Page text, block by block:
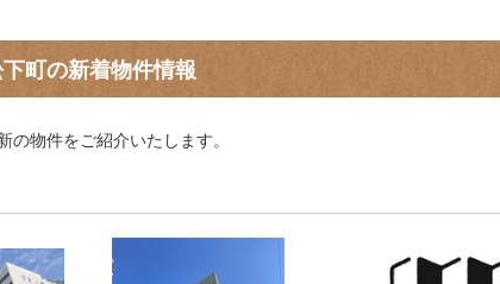
町の新着物件情報
の物件をご紹介いたします。